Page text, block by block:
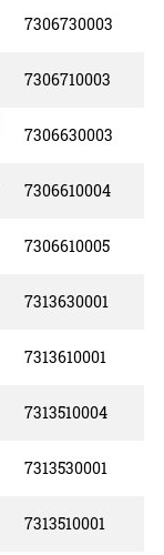
7306730003
7306710003
7306630003
7306610004
7306610005
7313630001
7313610001
7313510004
7313530001
7313510001